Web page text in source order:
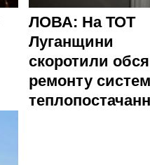
ЛОВА: На ТОТ
Луганщини
скоротили
ремонту